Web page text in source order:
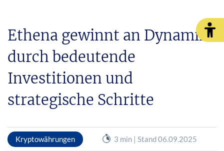
Ethena gewinnt an Dynamik
durch bedeutende
Investitionen und
strategische Schritte
Kryptowährungen 3 min | Stand 06.09.2025